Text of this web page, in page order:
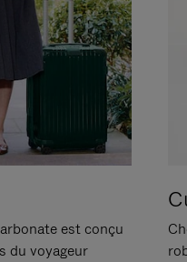
est conçu
du voyageur